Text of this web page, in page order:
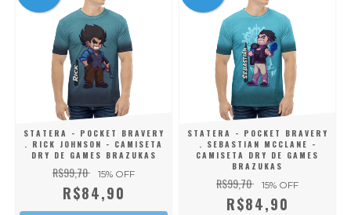
STATERA - POCKET BRAVERY
. RICK JOHNSON - CAMISETA
DRY DE GAMES BRAZUKAS
R$99,70 15% OFF
R$84,90
STATERA - POCKET BRAVERY
. SEBASTIAN MCCLANE -
CAMISETA DRY DE GAMES
BRAZUKAS
R$99,70 15% OFF
R$84,90